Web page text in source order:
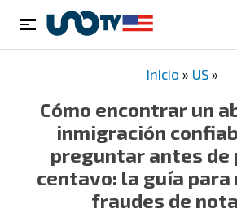
Inicio » US »
Cómo encontrar un
inmigración
preguntar antes de
centavo: la guía para
fraudes de